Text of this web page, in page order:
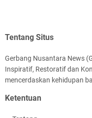
Tentang Situs
Gerbang Nusantara News
Inspiratif, Restoratif dan
mencerdaskan kehidupan
Ketentuan